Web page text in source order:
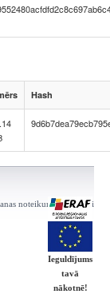
Hash
noteikumi | Kontakti
Ieguldījums
tavā
nākotnē!